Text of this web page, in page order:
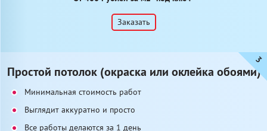
Заказать
Простой потолок (окраска или оклейка обоями)
Минимальная стоимость работ
Выглядит аккуратно и просто
Все работы делаются за 1 день